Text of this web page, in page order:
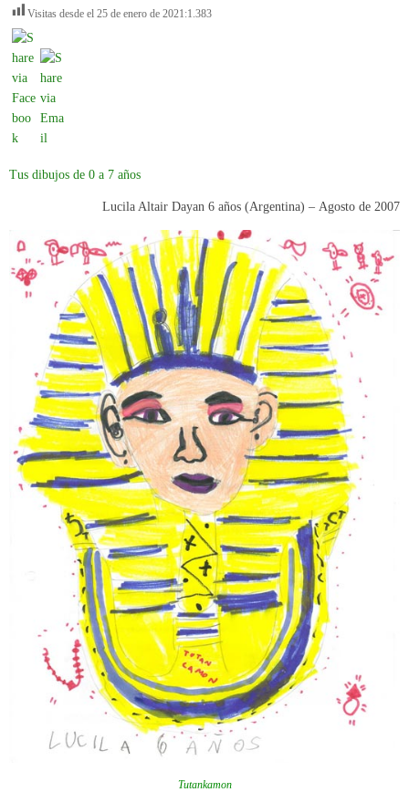
Visitas desde el 25 de enero de 2021:1.383
Tus dibujos de 0 a 7 años
Lucila Altair Dayan 6 años (Argentina) – Agosto de 2007
Tutankamon